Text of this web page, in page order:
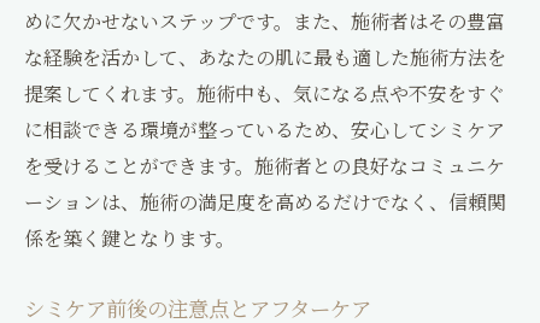
めに欠かせないステップです。また、施術者はその豊富
な経験を活かして、あなたの肌に最も適した施術方法を
提案してくれます。施術中も、気になる点や不安をすぐ
に相談できる環境が整っているため、安心してシミケア
を受けることができます。施術者との良好なコミュニケ
ーションは、施術の満足度を高めるだけでなく、信頼関
係を築く鍵となります。
シミケア前後の注意点とアフターケア